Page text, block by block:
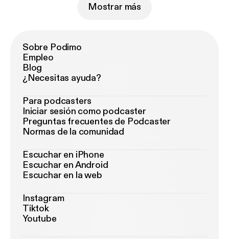
Mostrar más
Sobre Podimo
Empleo
Blog
¿Necesitas ayuda?
Para podcasters
Iniciar sesión como podcaster
Preguntas frecuentes de Podcaster
Normas de la comunidad
Escuchar en iPhone
Escuchar en Android
Escuchar en la web
Instagram
Tiktok
Youtube